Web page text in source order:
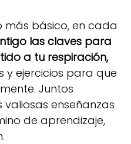
más básico, en cada
las claves para
a tu respiración,
y ejercicios para que
Juntos
enseñanzas
de aprendizaje,